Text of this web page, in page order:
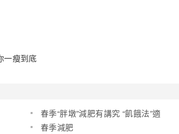
一瘦到底
春季“胖墩”減肥有講究 “飢餓法”適
得其反
春季減肥